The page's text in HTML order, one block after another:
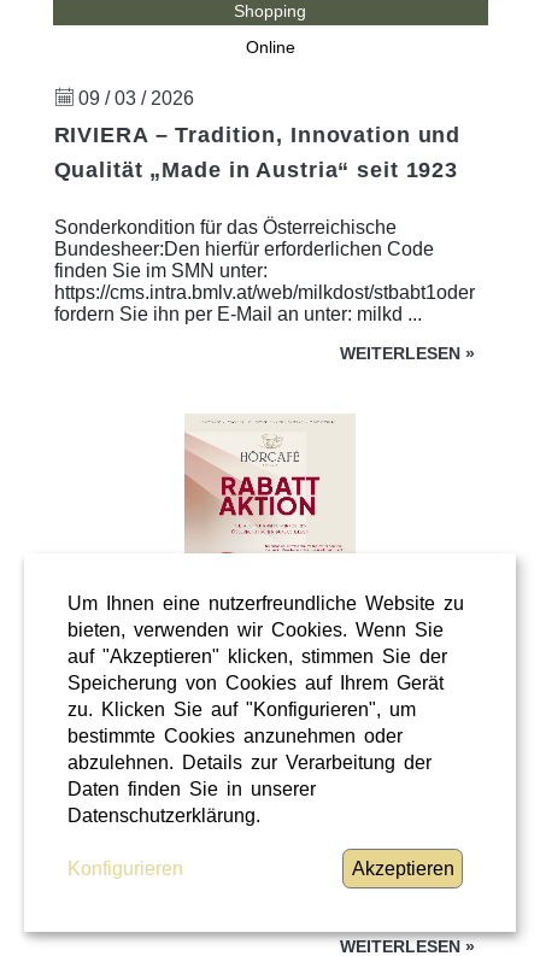
Shopping
Online
09 / 03 / 2026
RIVIERA – Tradition, Innovation und
Qualität „Made in Austria“ seit 1923
Sonderkondition für das Österreichische
Bundesheer:Den hierfür erforderlichen Code
finden Sie im SMN unter:
https://cms.intra.bmlv.at/web/milkdost/stbabt1oder
fordern Sie ihn per E-Mail an unter: milkd ...
WEITERLESEN »
Wellness
Shopping
Steiermark
28 / 02 / 2026
WEITERLESEN»
Um Ihnen eine nutzerfreundliche Website zu
bieten, verwenden wir Cookies. Wenn Sie
auf "Akzeptieren" klicken, stimmen Sie der
Speicherung von Cookies auf Ihrem Gerät
zu. Klicken Sie auf "Konfigurieren", um
bestimmte Cookies anzunehmen oder
abzulehnen. Details zur Verarbeitung der
Daten finden Sie in unserer
Datenschutzerklärung.
Konfigurieren Akzeptieren